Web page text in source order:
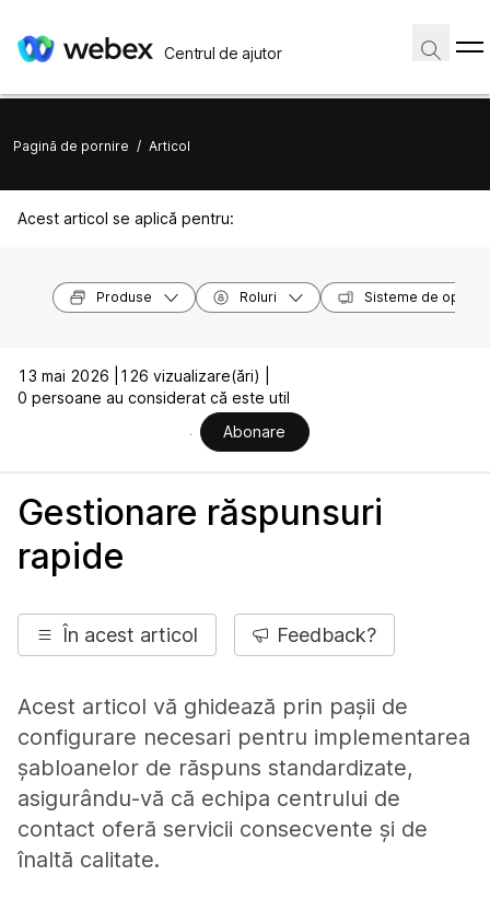
Centrul de ajutor
Pagină de pornire / Articol
Acest articol se aplică pentru:
Produse Roluri Sisteme de
13 mai 2026 |
126 vizualizare(ări) |
0 persoane au considerat că este util
Abonare
Gestionare răspunsuri
rapide
În acest articol Feedback?
Acest articol vă ghidează prin pașii de
configurare necesari pentru implementarea
șabloanelor de răspuns standardizate,
asigurându-vă că echipa centrului de
contact oferă servicii consecvente și de
înaltă calitate.